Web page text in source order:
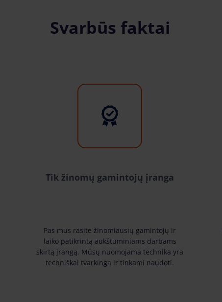
Svarbūs faktai
Tik žinomų gamintojų įranga
Pas mus rasite žinomiausių gamintojų ir
laiko patikrintą aukštuminiams darbams
skirtą įrangą. Mūsų nuomojama technika yra
techniškai tvarkinga ir tinkami naudoti.